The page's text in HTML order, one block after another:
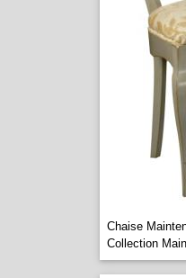
Chaise
Collection